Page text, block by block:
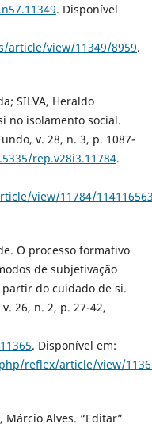
. Disponível
article/view/11349/8959.
SILVA, Heraldo
no isolamento social.
v. 28, n. 3, p. 1087-
rep.v28i3.11784.
view/11784/
O processo formativo
de subjetivação
do cuidado de si.
26, n. 2, p. 27-42,
. Disponível em:
reflex/article/view/
Márcio Alves. “Editar”